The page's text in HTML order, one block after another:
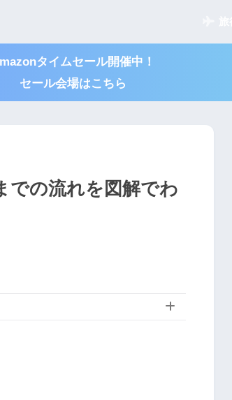
タイムセール開催中！
セール会場はこちら
での流れを図解でわ